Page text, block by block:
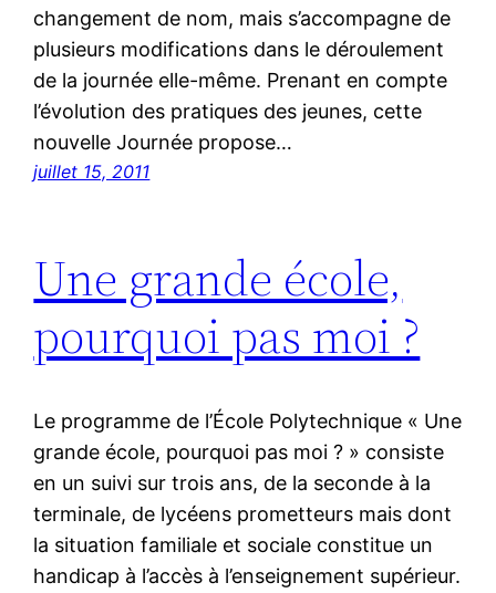
changement de nom, mais s’accompagne de
plusieurs modifications dans le déroulement
de la journée elle-même. Prenant en compte
l’évolution des pratiques des jeunes, cette
nouvelle Journée propose…
juillet 15, 2011
Une grande école,
pourquoi pas moi ?
Le programme de l’École Polytechnique « Une
grande école, pourquoi pas moi ? » consiste
en un suivi sur trois ans, de la seconde à la
terminale, de lycéens prometteurs mais dont
la situation familiale et sociale constitue un
handicap à l’accès à l’enseignement supérieur.